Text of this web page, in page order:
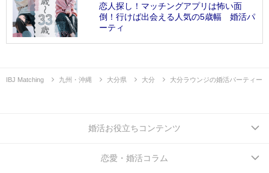
恋人探し！マッチングアプリは怖い面
倒！行けば出会える人気の5歳幅 婚活パ
ーティ
IBJ Matching 九州・沖縄 大分県 大分 大分ラウンジの婚活パーティー
婚活お役立ちコンテンツ
恋愛・婚活コラム